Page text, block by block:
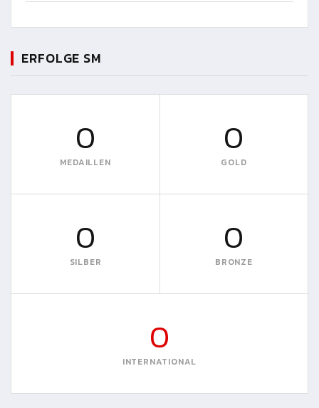
ERFOLGE SM
0
MEDAILLEN
0
GOLD
0
SILBER
0
BRONZE
0
INTERNATIONAL